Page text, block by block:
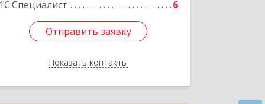
1С:Специалист
6
Отправить заявку
Показать контакты
Отправить заявку
Назад